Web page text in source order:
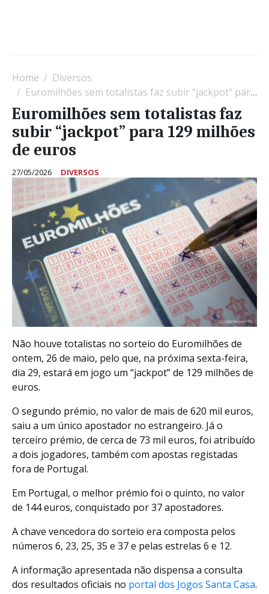
Home
Diversos
Euromilhões sem totalistas faz subir “jackpot” para 129 milhões de euros
Euromilhões sem totalistas faz
subir “jackpot” para 129 milhões
de euros
27/05/2026 DIVERSOS
Não houve totalistas no sorteio do Euromilhões de
ontem, 26 de maio, pelo que, na próxima sexta-feira,
dia 29, estará em jogo um “jackpot” de 129 milhões de
euros.
O segundo prémio, no valor de mais de 620 mil euros,
saiu a um único apostador no estrangeiro. Já o
terceiro prémio, de cerca de 73 mil euros, foi atribuído
a dois jogadores, também com apostas registadas
fora de Portugal.
Em Portugal, o melhor prémio foi o quinto, no valor
de 144 euros, conquistado por 37 apostadores.
A chave vencedora do sorteio era composta pelos
números 6, 23, 25, 35 e 37 e pelas estrelas 6 e 12.
A informação apresentada não dispensa a consulta
dos resultados oficiais no portal dos Jogos Santa Casa.